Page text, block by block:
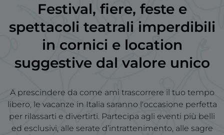
Festival, fiere, feste e
spettacoli teatrali imperdibili
in cornici e location
suggestivedal valore unico
A prescindere da come ami trascorrere il tuo tempo
libero, le vacanze in Italia saranno l'occasione perfetta
per rilassarti e divertirti. Partecipa agli eventi più belli
ed esclusivi, alle serate d’intrattenimento, alle sagre